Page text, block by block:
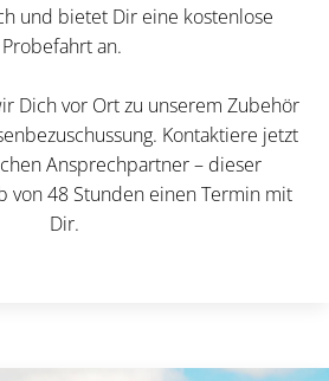
und bietet Dir eine kostenlose
Probefahrt an.
Dich vor Ort zu unserem Zubehör
Kontaktiere jetzt
Ansprechpartner – dieser
von 48 Stunden einen Termin mit
Dir.